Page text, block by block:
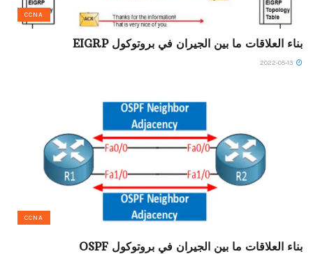
CCNA
بناء العلاقات ما بين الجيران في بروتوكول EIGRP
CCNA
بناء العلاقات ما بين الجيران في بروتوكول OSPF